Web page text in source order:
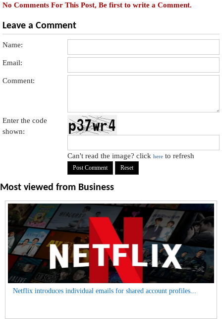
No Comments For This Post, Be first to write a Comment.
Leave a Comment
Name:
Email:
Comment:
Enter the code
shown:
Can't read the image? clickhere to refresh
Most viewed from Business
Netflix introduces individual emails for shared account profiles...